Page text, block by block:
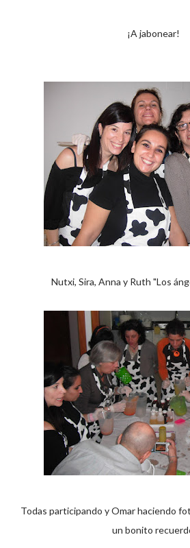
¡A jabonear!
Nutxi, Sira, Anna y Ruth "Los
Todas participando y Omar haciendo fotos para que tengamos
un bonito